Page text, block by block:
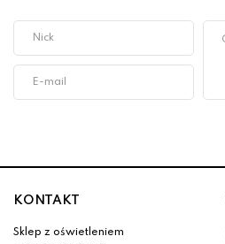
KONTAKT
Sklep z oświetleniem